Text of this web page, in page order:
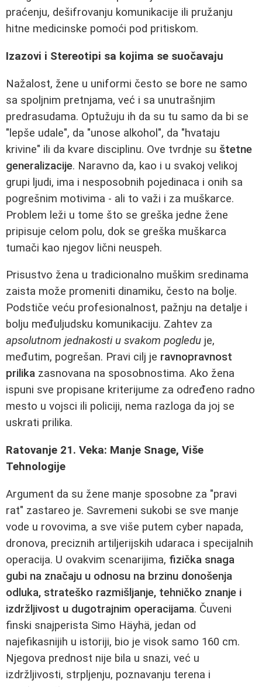
praćenju, dešifrovanju komunikacije ili pružanju
hitne medicinske pomoći pod pritiskom.
Izazovi i Stereotipi sa kojima se suočavaju
Nažalost, žene u uniformi često se bore ne samo
sa spoljnim pretnjama, već i sa unutrašnjim
predrasudama. Optužuju ih da su tu samo da bi se
"lepše udale", da "unose alkohol", da "hvataju
krivine" ili da kvare disciplinu. Ove tvrdnje su štetne
generalizacije. Naravno da, kao i u svakoj velikoj
grupi ljudi, ima i nesposobnih pojedinaca i onih sa
pogrešnim motivima - ali to važi i za muškarce.
Problem leži u tome što se greška jedne žene
pripisuje celom polu, dok se greška muškarca
tumači kao njegov lični neuspeh.
Prisustvo žena u tradicionalno muškim sredinama
zaista može promeniti dinamiku, često na bolje.
Podstiče veću profesionalnost, pažnju na detalje i
bolju međuljudsku komunikaciju. Zahtev za
apsolutnom jednakosti u svakom pogledu je,
međutim, pogrešan. Pravi cilj je ravnopravnost
prilika zasnovana na sposobnostima. Ako žena
ispuni sve propisane kriterijume za određeno radno
mesto u vojsci ili policiji, nema razloga da joj se
uskrati prilika.
Ratovanje 21. Veka: Manje Snage, Više
Tehnologije
Argument da su žene manje sposobne za "pravi
rat" zastareo je. Savremeni sukobi se sve manje
vode u rovovima, a sve više putem cyber napada,
dronova, preciznih artiljerijskih udaraca i specijalnih
operacija. U ovakvim scenarijima, fizička snaga
gubi na značaju u odnosu na brzinu donošenja
odluka, strateško razmišljanje, tehničko znanje i
izdržljivost u dugotrajnim operacijama. Čuveni
finski snajperista Simo Häyhä, jedan od
najefikasnijih u istoriji, bio je visok samo 160 cm.
Njegova prednost nije bila u snazi, već u
izdržljivosti, strpljenju, poznavanju terena i